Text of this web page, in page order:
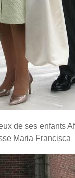
de ses enfants
Maria Francisca